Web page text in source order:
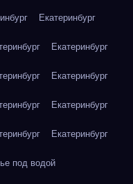
Екатеринбург
Екатеринбург
Екатеринбург
Екатеринбург
Екатеринбург
под водой